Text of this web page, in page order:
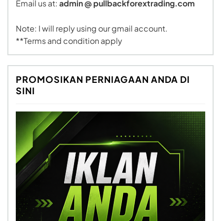
Email us at: admin @ pullbackforextrading.com
Note: I will reply using our gmail account.
**Terms and condition apply
PROMOSIKAN PERNIAGAAN ANDA DI
SINI